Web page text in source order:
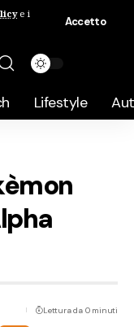
e i
Accetto
Lifestyle
Lettura da 0 minuti